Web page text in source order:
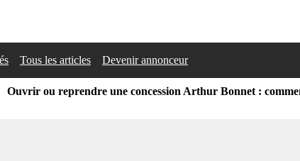
Tous les articles Devenir annonceur
Ouvrir ou reprendre une concession Arthur Bonnet :